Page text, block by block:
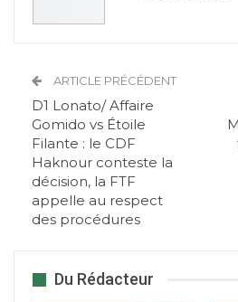
ARTICLE PRÉCÉDENT
D1 Lonato/ Affaire
Gomido vs Étoile
Filante : le CDF
Haknour conteste la
décision, la FTF
appelle au respect
des procédures
Du Rédacteur